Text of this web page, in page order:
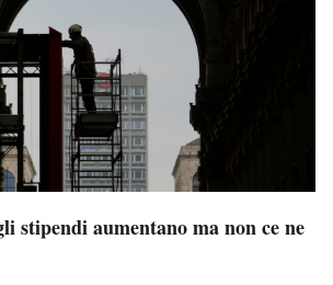
stipendi aumentano ma non ce ne